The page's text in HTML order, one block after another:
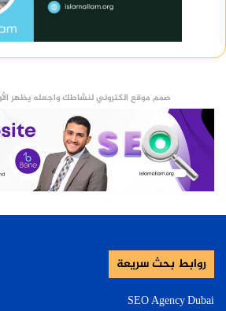
صمم موقع الكتروني لنشاطك واجعله يظهر
روابط بحث سريعة
SEO Agency Dubai